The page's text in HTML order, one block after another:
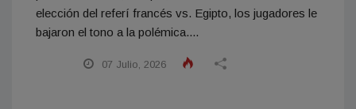
elección del referí francés vs. Egipto, los jugadores le
bajaron el tono a la polémica....
07 Julio, 2026